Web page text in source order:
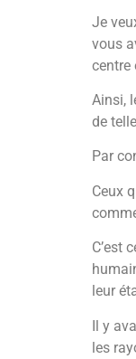
Je
vous
centre
Ainsi,
de
Par
Ceux
C’est
leur
Il y
les